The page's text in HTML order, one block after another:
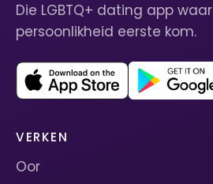
Die LGBTQ+ dating app waar
persoonlikheid eerste kom.
VERKEN
Oor